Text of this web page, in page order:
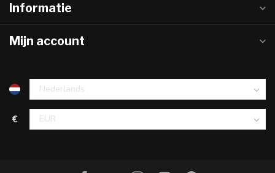
Informatie
Mijn account
€